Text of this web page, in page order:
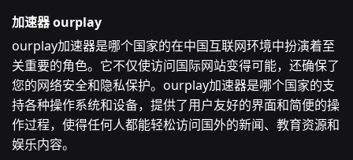
加速器 ourplay
ourplay加速器是哪个国家的在中国互联网环境中扮演着至
关重要的角色。它不仅使访问国际网站变得可能，还确保了
您的网络安全和隐私保护。ourplay加速器是哪个国家的支
持各种操作系统和设备，提供了用户友好的界面和简便的操
作过程，使得任何人都能轻松访问国外的新闻、教育资源和
娱乐内容。